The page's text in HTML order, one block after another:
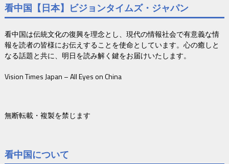
看中国【日本】ビジョンタイムズ・ジャパン
看中国は伝統文化の復興を理念とし、現代の情報社会で有意義な情
報を読者の皆様にお伝えすることを使命としています。心の癒しと
なる話題と共に、明日を読み解く鍵をお届けいたします。
Vision Times Japan – All Eyes on China
無断転載・複製を禁じます
看中国について